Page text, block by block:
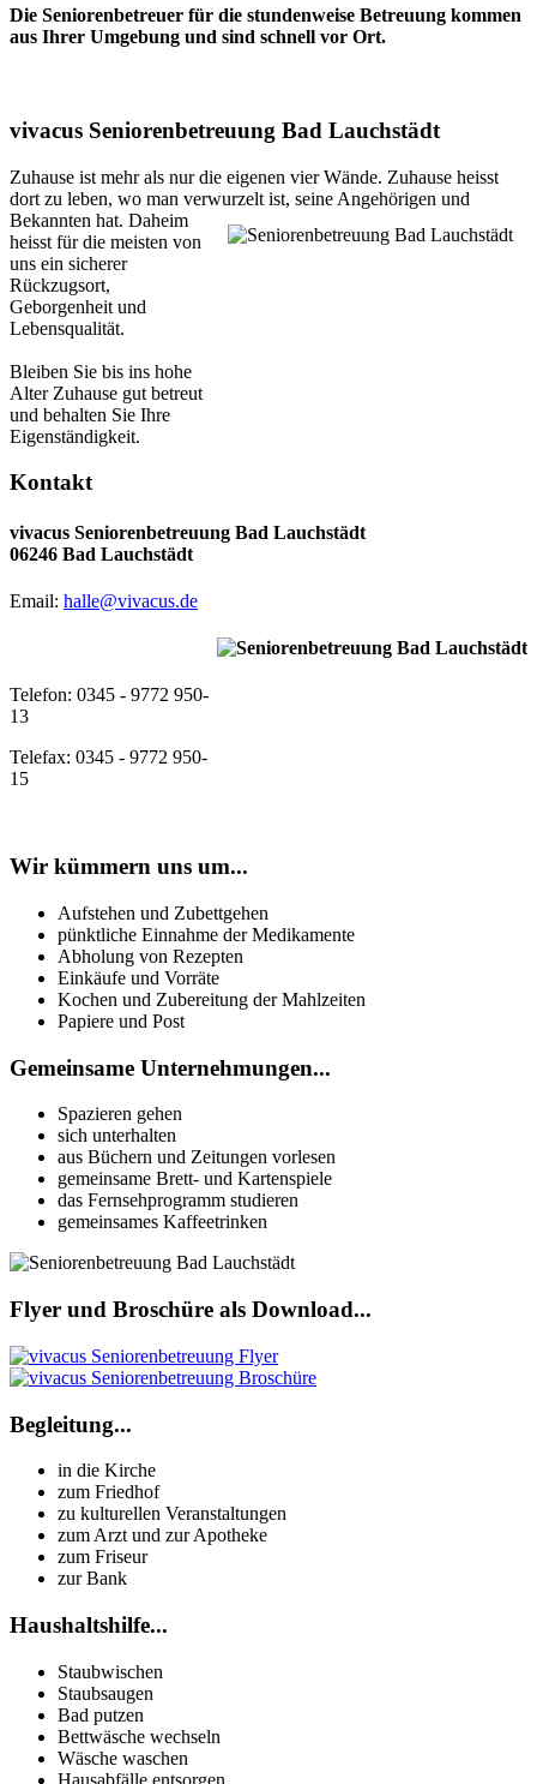
Die Seniorenbetreuer für die stundenweise Betreuung kommen
aus Ihrer Umgebung und sind schnell vor Ort.
vivacus Seniorenbetreuung Bad Lauchstädt
Zuhause ist mehr als nur die eigenen vier Wände. Zuhause heisst
dort zu leben, wo man verwurzelt ist, seine Angehörigen und
Bekannten hat. Daheim
heisst für die meisten von
uns ein sicherer
Rückzugsort,
Geborgenheit und
Lebensqualität.
Bleiben Sie bis ins hohe
Alter Zuhause gut betreut
und behalten Sie Ihre
Eigenständigkeit.
Kontakt
vivacus Seniorenbetreuung Bad Lauchstädt
06246 Bad Lauchstädt
Email: halle@vivacus.de
Telefon: 0345 - 9772 950-
13
Telefax: 0345 - 9772 950-
15
Wir kümmern uns um...
Aufstehen und Zubettgehen
pünktliche Einnahme der Medikamente
Abholung von Rezepten
Einkäufe und Vorräte
Kochen und Zubereitung der Mahlzeiten
Papiere und Post
Gemeinsame Unternehmungen...
Spazieren gehen
sich unterhalten
aus Büchern und Zeitungen vorlesen
gemeinsame Brett- und Kartenspiele
das Fernsehprogramm studieren
gemeinsames Kaffeetrinken
Flyer und Broschüre als Download...
Begleitung...
in die Kirche
zum Friedhof
zu kulturellen Veranstaltungen
zum Arzt und zur Apotheke
zum Friseur
zur Bank
Haushaltshilfe...
Staubwischen
Staubsaugen
Bad putzen
Bettwäsche wechseln
Wäsche waschen
Hausabfälle entsorgen